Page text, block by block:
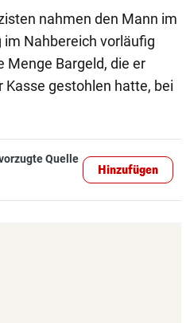
nahmen den Mann im
Nahbereich vorläufig
Menge Bargeld, die er
gestohlen hatte, bei
Quelle
Hinzufügen